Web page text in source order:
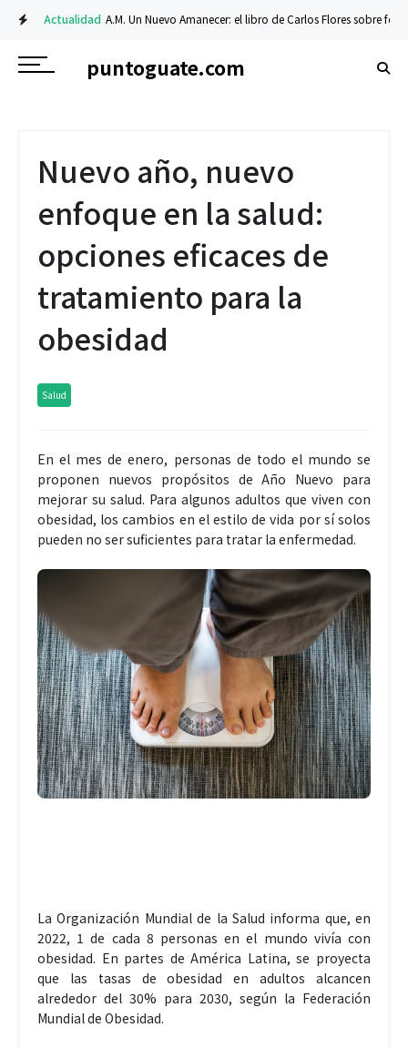
Actualidad A.M. Un Nuevo Amanecer: el libro de Carlos Flores sobre fe y
puntoguate.com
Nuevo año, nuevo
enfoque en la salud:
opciones eficaces de
tratamiento para la
obesidad
Salud
En el mes de enero, personas de todo el mundo se
proponen nuevos propósitos de Año Nuevo para
mejorar su salud. Para algunos adultos que viven con
obesidad, los cambios en el estilo de vida por sí solos
pueden no ser suficientes para tratar la enfermedad.
La Organización Mundial de la Salud informa que, en
2022, 1 de cada 8 personas en el mundo vivía con
obesidad. En partes de América Latina, se proyecta
que las tasas de obesidad en adultos alcancen
alrededor del 30% para 2030, según la Federación
Mundial de Obesidad.